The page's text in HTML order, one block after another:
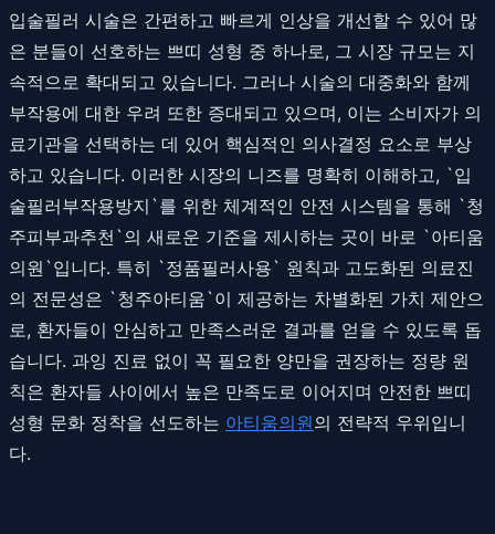
입술필러 시술은 간편하고 빠르게 인상을 개선할 수 있어 많
은 분들이 선호하는 쁘띠 성형 중 하나로, 그 시장 규모는 지
속적으로 확대되고 있습니다. 그러나 시술의 대중화와 함께
부작용에 대한 우려 또한 증대되고 있으며, 이는 소비자가 의
료기관을 선택하는 데 있어 핵심적인 의사결정 요소로 부상
하고 있습니다. 이러한 시장의 니즈를 명확히 이해하고, `입
술필러부작용방지`를 위한 체계적인 안전 시스템을 통해 `청
주피부과추천`의 새로운 기준을 제시하는 곳이 바로 `아티움
의원`입니다. 특히 `정품필러사용` 원칙과 고도화된 의료진
의 전문성은 `청주아티움`이 제공하는 차별화된 가치 제안으
로, 환자들이 안심하고 만족스러운 결과를 얻을 수 있도록 돕
습니다. 과잉 진료 없이 꼭 필요한 양만을 권장하는 정량 원
칙은 환자들 사이에서 높은 만족도로 이어지며 안전한 쁘띠
성형 문화 정착을 선도하는 아티움의원의 전략적 우위입니
다.